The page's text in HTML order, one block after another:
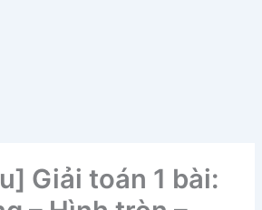
Giải toán 1 bài: